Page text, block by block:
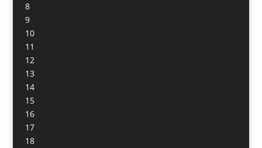
8
9
10
11
12
13
14
15
16
17
18